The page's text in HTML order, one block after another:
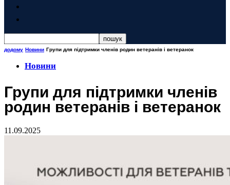
додому Новини Групи для підтримки членів родин ветеранів і ветеранок
Новини
Групи для підтримки членів
родин ветеранів і ветеранок
11.09.2025